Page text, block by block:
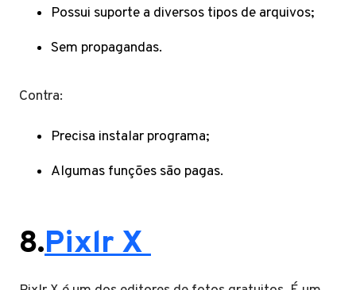
Possui suporte a diversos tipos de arquivos;
Sem propagandas.
Contra:
Precisa instalar programa;
Algumas funções são pagas.
8.Pixlr X